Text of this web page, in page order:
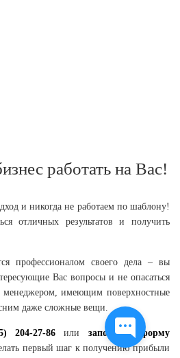
работать на Вас!
и никогда не работаем по шаблону!
отличных результатов и получить
профессионалом своего дела – вы
Вас вопросы и не опасаться
менеджером, имеющим поверхностные
даже сложные вещи.
204-27-86 или заполните форму
первый шаг к получению прибыли